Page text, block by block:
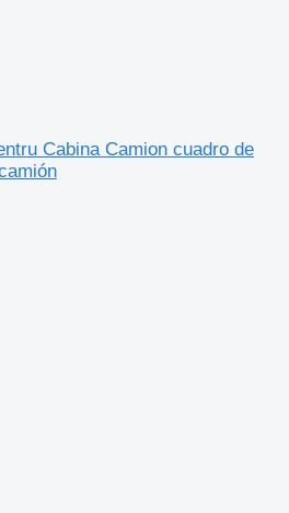
Cabina Camion cuadro de